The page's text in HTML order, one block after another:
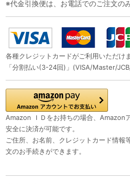
※代金引換便は、お電話でのご注文の
各種クレジットカードがご利用いただけま
「分割払い(3-24回)」(VISA/Master/
Amazon ＩＤをお持ちの場合、Amazon
安全に決済が可能です。
ご住所、お名前、クレジットカード情報
文のお手続きができます。